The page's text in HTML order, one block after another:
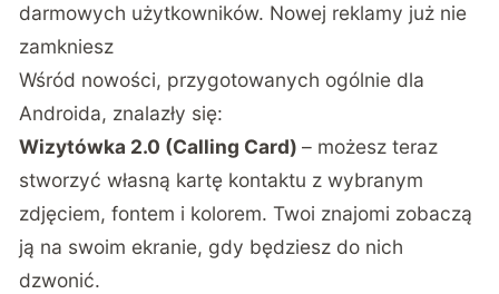
darmowych użytkowników. Nowej reklamy już nie
zamkniesz
Wśród nowości, przygotowanych ogólnie dla
Androida, znalazły się:
Wizytówka 2.0 (Calling Card)– możesz teraz
stworzyć własną kartę kontaktu z wybranym
zdjęciem, fontem i kolorem. Twoi znajomi zobaczą
ją na swoim ekranie, gdy będziesz do nich
dzwonić.